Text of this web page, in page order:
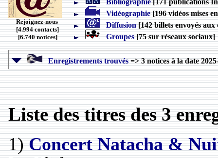
Rejoignez-nous
[4.994 contacts]
[6.740 notices]
Bibliographie[171 publications
Vidéographie[196 vidéos mises
Diffusion[142 billets envoyés aux
Groupes[75 sur réseaux sociaux]
Enregistrements trouvés=> 3 notices à la date
Liste des titres des 3
1)Concert Natacha &